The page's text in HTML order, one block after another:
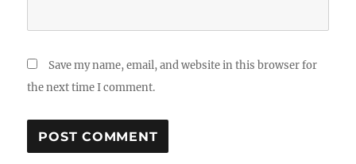
Save my name, email, and website in this browser for
the next time I comment.